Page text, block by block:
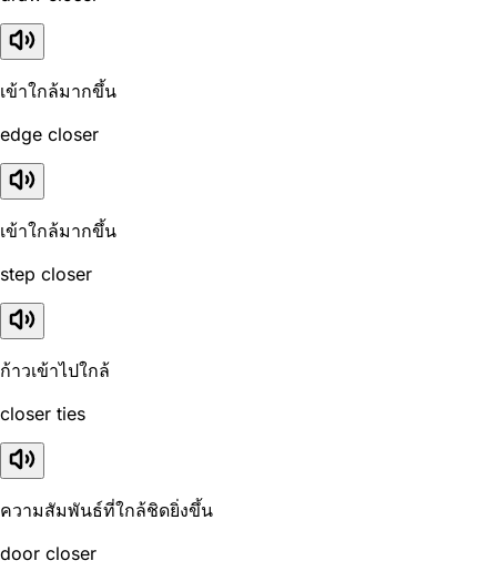
เข้าใกล้มากขึ้น
edge closer
เข้าใกล้มากขึ้น
step closer
ก้าวเข้าไปใกล้
closer ties
ความสัมพันธ์ที่ใกล้ชิดยิ่งขึ้น
door closer